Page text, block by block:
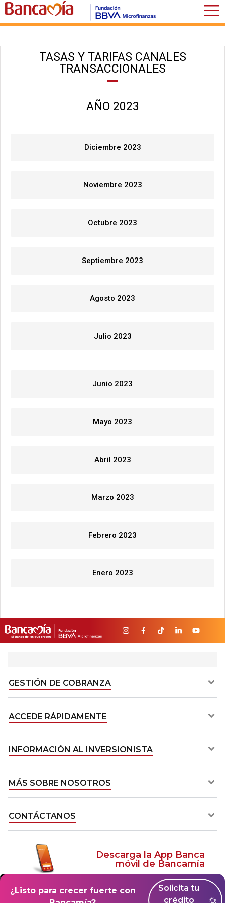
¿Listo para crecer fuerte con
Solicita tu
crédito
TASAS Y TARIFAS CANALES
TRANSACCIONALES
AÑO 2023
Diciembre 2023
Noviembre 2023
Octubre 2023
Septiembre 2023
Agosto 2023
Julio 2023
Junio 2023
Mayo 2023
Abril 2023
Marzo 2023
Febrero 2023
Enero 2023
GESTIÓN DE COBRANZA​
ACCEDE RÁPIDAMENTE​
INFORMACIÓN AL INVERSIONISTA​
MÁS SOBRE NOSOTROS​
CONTÁCTANOS​
Descarga la App Banca
móvil de Bancamía